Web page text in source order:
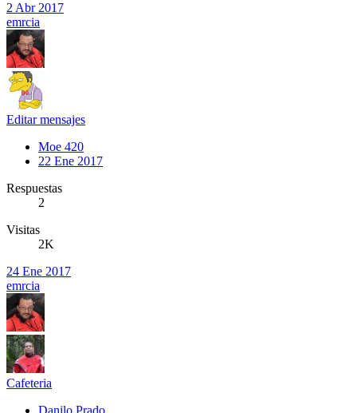
2 Abr 2017
emrcia
Editar mensajes
Moe 420
22 Ene 2017
Respuestas
2
Visitas
2K
24 Ene 2017
emrcia
Cafeteria